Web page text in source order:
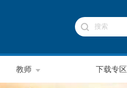
教师 下载专区